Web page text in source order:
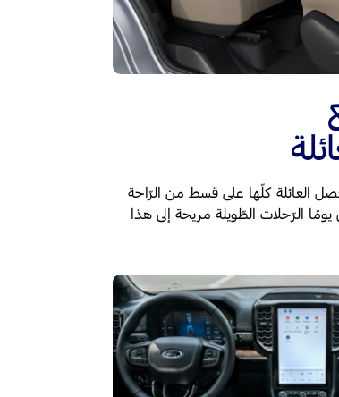
العائلة كلّها على قسط من الرّاحة
الرّحلات الطّويلة مريحة إلى هذا